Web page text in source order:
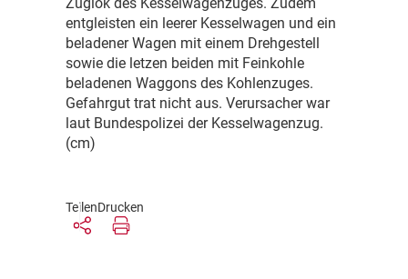
entgleisten ein leerer Kesselwagen und ein
beladener Wagen mit einem Drehgestell
sowie die letzen beiden mit Feinkohle
beladenen Waggons des Kohlenzuges.
Gefahrgut trat nicht aus. Verursacher war
laut Bundespolizei der Kesselwagenzug.
(cm)
TeilenDrucken